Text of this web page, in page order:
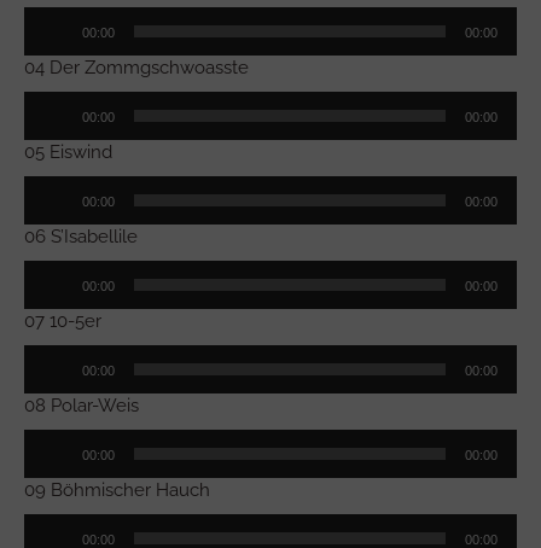
00:00 00:00
04 Der Zommgschwoasste
00:00 00:00
05 Eiswind
00:00 00:00
06 S’Isabellile
00:00 00:00
07 10-5er
00:00 00:00
08 Polar-Weis
00:00 00:00
09 Böhmischer Hauch
00:00 00:00